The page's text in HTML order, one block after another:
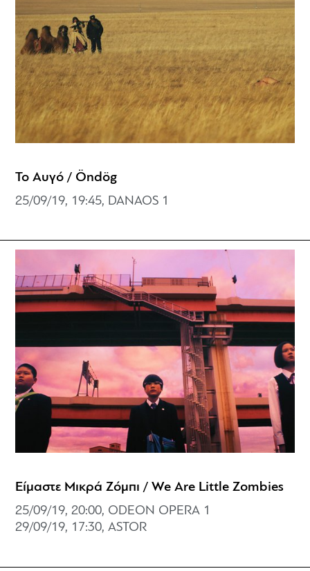
Το Αυγό / Öndög
25/09/19, 19:45, DANAOS 1
Είμαστε Μικρά Ζόμπι / We Are Little Zombies
25/09/19, 20:00, ODEON OPERA 1
29/09/19, 17:30, ASTOR